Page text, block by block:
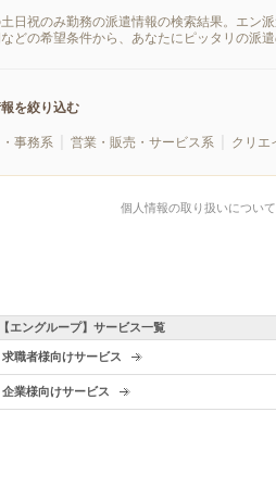
日祝のみ勤務の派遣情報の検索結果。エン
どの希望条件から、あなたにピッタリの派遣
を絞り込む
事務系 営業・販売・サービス系 クリエ
個人情報の取り扱いについて
【エングループ】サービス一覧
求職者様向けサービス
企業様向けサービス